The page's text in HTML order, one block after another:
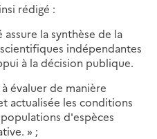
rédigé :
la synthèse de la
indépendantes
à la décision publique.
évaluer de manière
actualisée les conditions
d'espèces
» ;